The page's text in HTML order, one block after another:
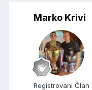
Marko Krivi
Registrovani Član